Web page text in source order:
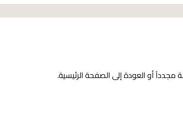
أو العودة إلى الصفحة الرئيسية.